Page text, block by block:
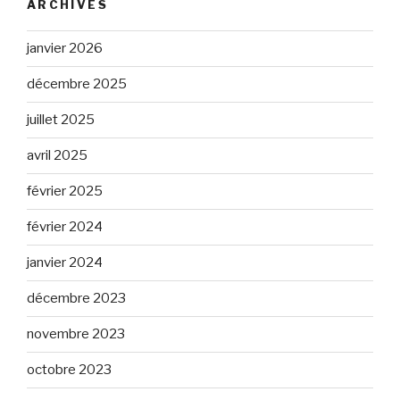
ARCHIVES
janvier 2026
décembre 2025
juillet 2025
avril 2025
février 2025
février 2024
janvier 2024
décembre 2023
novembre 2023
octobre 2023